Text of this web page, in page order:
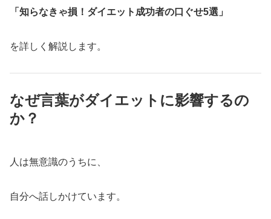
「知らなきゃ損！ダイエット成功者の口ぐせ5選」
を詳しく解説します。
なぜ言葉がダイエットに影響するの
か？
人は無意識のうちに、
自分へ話しかけています。